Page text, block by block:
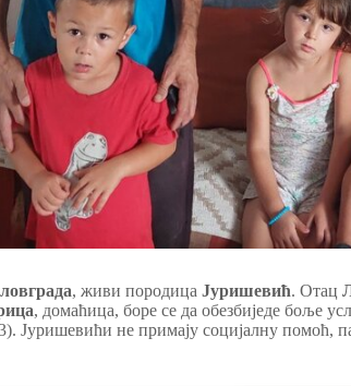
, живи породица Јуришевић. Отац
, домаћица, боре се да обезбиједе боље
Јуришевићи не примају социјалну помоћ,